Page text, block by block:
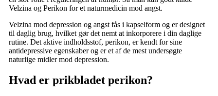
Velzina og Perikon for et naturmedicin mod angst.
Velzina mod depression og angst fås i kapselform og er designet
til daglig brug, hvilket gør det nemt at inkorporere i din daglige
rutine. Det aktive indholdsstof, perikon, er kendt for sine
antidepressive egenskaber og er et af de mest undersøgte
naturlige midler mod depression.
Hvad er prikbladet perikon?